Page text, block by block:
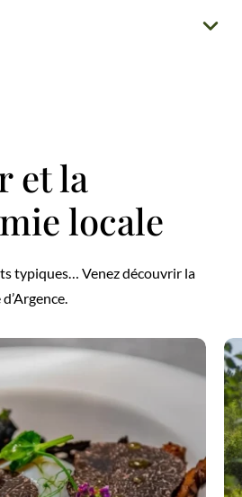
et la
locale
typiques… Venez découvrir la